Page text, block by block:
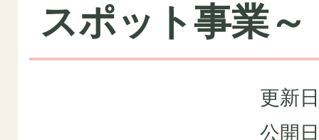
スポット事業～
更新
公開